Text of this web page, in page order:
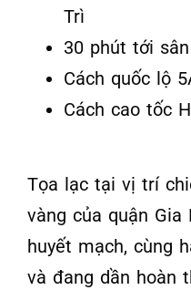
Trì
30 phút tới
Cách quốc lộ
Cách cao tốc
Tọa lạc tại vị trí
vàng của quận
huyết mạch, cùng
và đang dần hoàn